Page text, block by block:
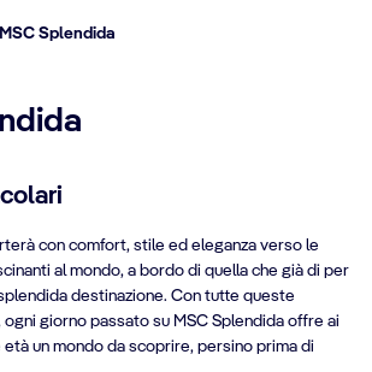
MSC Splendida
con comfort, stile ed eleganza verso le
al mondo, a bordo di quella che già di per
destinazione. Con tutte queste
giorno passato su MSC Splendida offre ai
un mondo da scoprire, persino prima di